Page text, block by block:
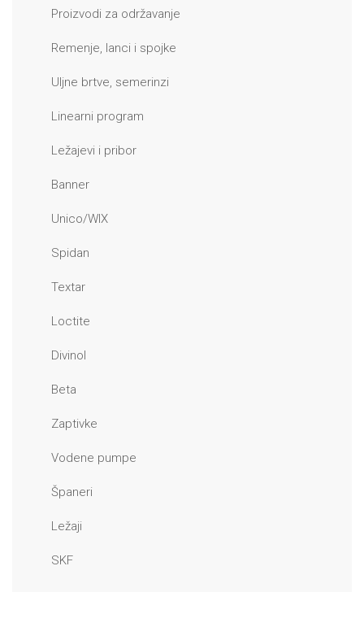
Proizvodi za održavanje
Remenje, lanci i spojke
Uljne brtve, semerinzi
Linearni program
Ležajevi i pribor
Banner
Unico/WIX
Spidan
Textar
Loctite
Divinol
Beta
Zaptivke
Vodene pumpe
Španeri
Ležaji
SKF